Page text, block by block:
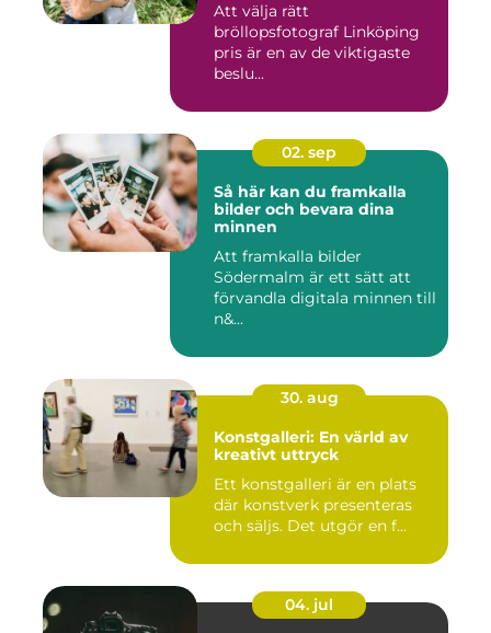
Att välja rätt
bröllopsfotograf Linköping
pris är en av de viktigaste
beslu...
02. sep
Så här kan du framkalla
bilder och bevara dina
minnen
Att framkalla bilder
Södermalm är ett sätt att
förvandla digitala minnen till
n&...
30. aug
Konstgalleri: En värld av
kreativt uttryck
Ett konstgalleri är en plats
där konstverk presenteras
och säljs. Det utgör en f...
04. jul